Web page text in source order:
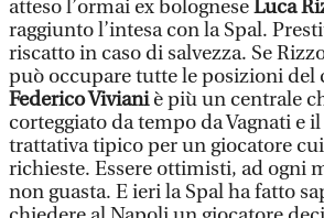
atteso l’ormai ex bologneseLuca
raggiunto l’intesa con la Spal.
riscatto in caso di salvezza. Se
può occupare tutte le posizioni del
Federico Vivianiè più un centrale
corteggiato da tempo da Vagnati e
trattativa tipico per un giocatore
richieste. Essere ottimisti, ad ogni
non guasta. E ieri la Spal ha fatto